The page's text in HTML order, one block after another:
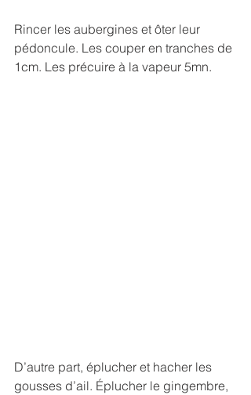
Rincer les aubergines et ôter leur
pédoncule. Les couper en tranches de
1cm. Les précuire à la vapeur 5mn.
D’autre part, éplucher et hacher les
gousses d’ail. Éplucher le gingembre,